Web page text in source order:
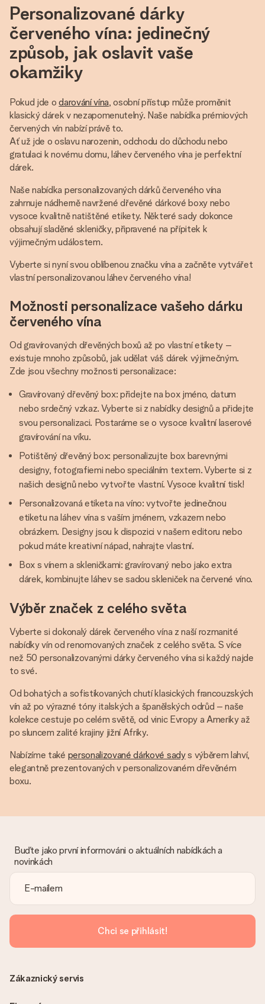
Personalizované dárky
červeného vína: jedinečný
způsob, jak oslavit vaše
okamžiky
Pokud jde odarování vína, osobní přístup může proměnit
klasický dárek v nezapomenutelný. Naše nabídka prémiových
červených vín nabízí právě to.
Ať už jde o oslavu narozenin, odchodu do důchodu nebo
gratulaci k novému domu, láhev červeného vína je perfektní
dárek.
Naše nabídka personalizovaných dárků červeného vína
zahrnuje nádherně navržené dřevěné dárkové boxy nebo
vysoce kvalitně natištěné etikety. Některé sady dokonce
obsahují sladěné skleničky, připravené na přípitek k
výjimečným událostem.
Vyberte si nyní svou oblíbenou značku vína a začněte vytvářet
vlastní personalizovanou láhev červeného vína!
Možnosti personalizace vašeho dárku
červeného vína
Od gravírovaných dřevěných boxů až po vlastní etikety –
existuje mnoho způsobů, jak udělat váš dárek výjimečným.
Zde jsou všechny možnosti personalizace:
Gravírovaný dřevěný box: přidejte na box jméno, datum
nebo srdečný vzkaz. Vyberte si z nabídky designů a přidejte
svou personalizaci. Postaráme se o vysoce kvalitní laserové
gravírování na víku.
Potištěný dřevěný box: personalizujte box barevnými
designy, fotografiemi nebo speciálním textem. Vyberte si z
našich designů nebo vytvořte vlastní. Vysoce kvalitní tisk!
Personalizovaná etiketa na víno: vytvořte jedinečnou
etiketu na láhev vína s vaším jménem, vzkazem nebo
obrázkem. Designy jsou k dispozici v našem editoru nebo
pokud máte kreativní nápad, nahrajte vlastní.
Box s vínem a skleničkami: gravírovaný nebo jako extra
dárek, kombinujte láhev se sadou skleniček na červené víno.
Výběr značek z celého světa
Vyberte si dokonalý dárek červeného vína z naší rozmanité
nabídky vín od renomovaných značek z celého světa. S více
než 50 personalizovanými dárky červeného vína si každý najde
to své.
Od bohatých a sofistikovaných chutí klasických francouzských
vín až po výrazné tóny italských a španělských odrůd – naše
kolekce cestuje po celém světě, od vinic Evropy a Ameriky až
po sluncem zalité krajiny jižní Afriky.
Nabízíme také personalizované dárkové sadys výběrem lahví,
elegantně prezentovaných v personalizovaném dřevěném
boxu.
Buďte jako první informováni o aktuálních nabídkách a
novinkách
Chci se přihlásit!
Zákaznický servis